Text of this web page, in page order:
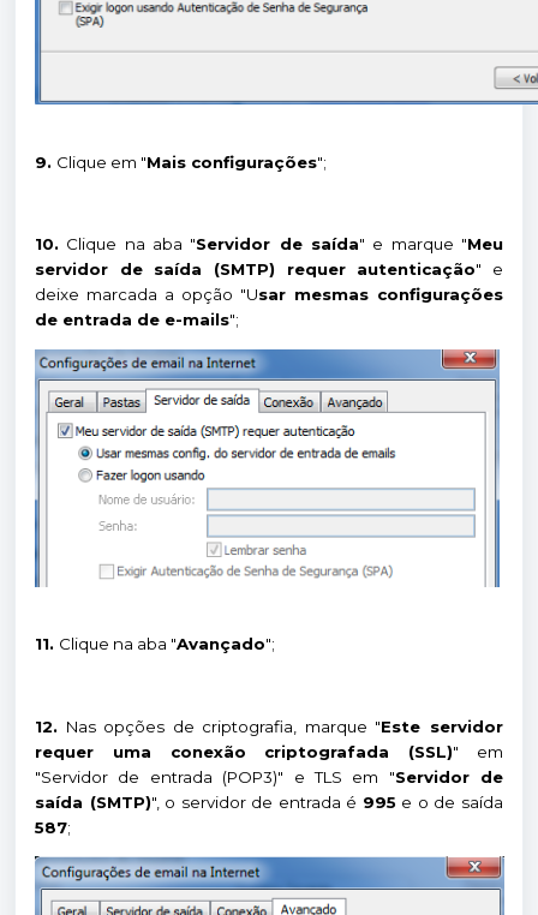
9. Clique em "Mais configurações";
10. Clique na aba "Servidor de saída" e marque "Meu
servidor de saída (SMTP) requer autenticação" e
deixe marcada a opção "Usar mesmas configurações
de entrada de e-mails";
11. Clique na aba "Avançado";
12. Nas opções de criptografia, marque "Este servidor
requer uma conexão criptografada (SSL)" em
"Servidor de entrada (POP3)" e TLS em "Servidor de
saída (SMTP)", o servidor de entrada é 995 e o de saída
587;